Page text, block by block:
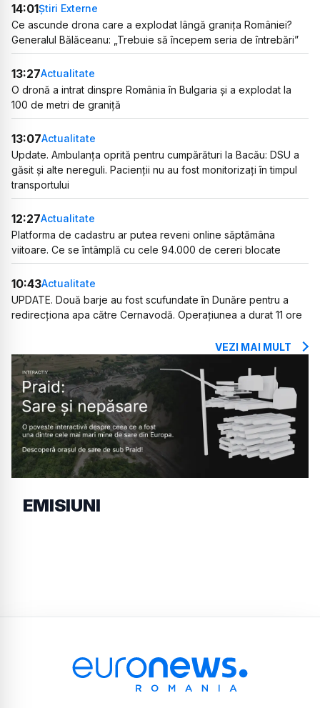
14:01Știri Externe
Ce ascunde drona care a explodat lângă granița României?
Generalul Bălăceanu: „Trebuie să începem seria de întrebări”
13:27Actualitate
O dronă a intrat dinspre România în Bulgaria și a explodat la
100 de metri de graniță
13:07Actualitate
Update. Ambulanța oprită pentru cumpărături la Bacău: DSU a
găsit și alte nereguli. Pacienții nu au fost monitorizați în timpul
transportului
12:27Actualitate
Platforma de cadastru ar putea reveni online săptămâna
viitoare. Ce se întâmplă cu cele 94.000 de cereri blocate
10:43Actualitate
UPDATE. Două barje au fost scufundate în Dunăre pentru a
redirecționa apa către Cernavodă. Operațiunea a durat 11 ore
VEZI MAI MULT
EMISIUNI